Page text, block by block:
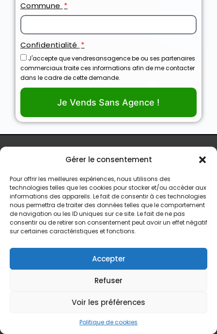
Gérer le consentement
Pour offrir les meilleures expériences, nous utilisons des
technologies telles que les cookies pour stocker et/ou accéder aux
informations des appareils. Le fait de consentir à ces technologies
nous permettra de traiter des données telles que le comportement
de navigation ou les ID uniques sur ce site. Le fait de ne pas
consentir ou de retirer son consentement peut avoir un effet négatif
sur certaines caractéristiques et fonctions.
Accepter
Refuser
Voir les préférences
Politique de cookies
Commune
Confidentialité
J'accepte que vendresansagence.be ou ses partenaires
commerciaux traite ces informations afin de me contacter
dans le cadre de cette demande.
Je Vends Sans Agence !
Contact
(+32)492759069
Nous Achetons des Maisons
Nous Achetons des appartements
Nous Achetons des terrains
Nous Achetons des immeubles de rapport
Le processus d’achat express
Qui est Vendre Sans Agence
Recevoir une offre d’achat